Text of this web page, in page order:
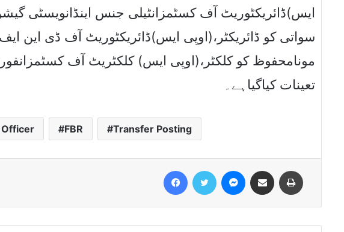
ایس)ڈائریکٹوریٹ آف کسٹمزانٹیلی جنس اینڈانویسٹی گیشن
سواتی کو ڈائریکٹر،(اوپی ایس)ڈائریکٹوریٹ آف ڈی این
مونامحفوظ کو کلکٹر،(اوپی ایس) کلکٹریٹ آف
تعینات کیاگیاہے۔
FBR Transfer Posting